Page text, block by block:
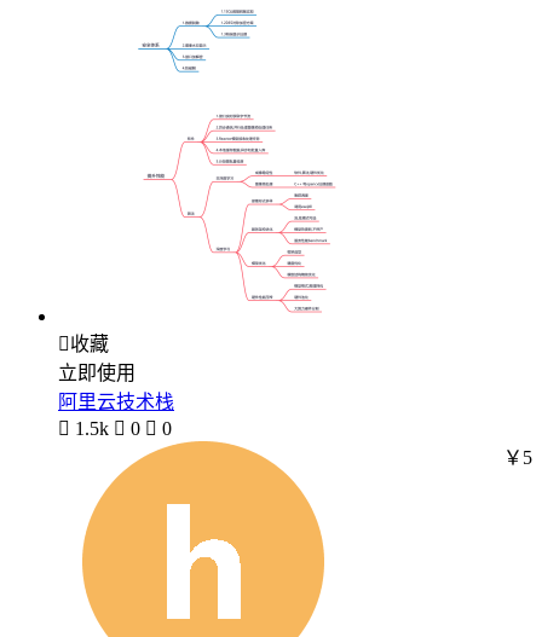
收藏
立即使用
阿里云技术栈
 1.5k  0  0
￥5